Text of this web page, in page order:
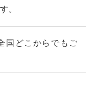
。
国どこからでもご